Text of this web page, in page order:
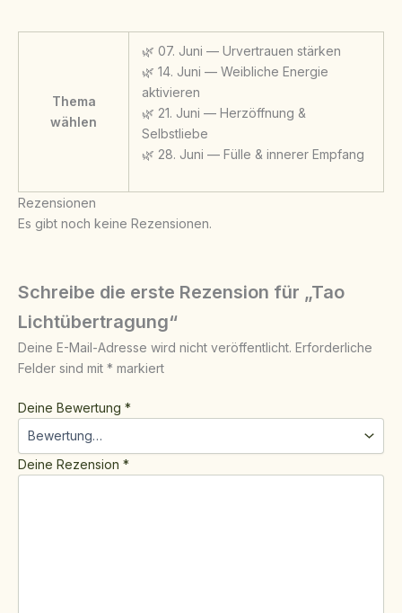
Thema
wählen
🌿 07. Juni — Urvertrauen stärken
🌿 14. Juni — Weibliche Energie
aktivieren
🌿 21. Juni — Herzöffnung &
Selbstliebe
🌿 28. Juni — Fülle & innerer Empfang
Rezensionen
Es gibt noch keine Rezensionen.
Schreibe die erste Rezension für „Tao
Lichtübertragung“
Deine E-Mail-Adresse wird nicht veröffentlicht. Erforderliche
Felder sind mit * markiert
Deine Bewertung *
Deine Rezension *